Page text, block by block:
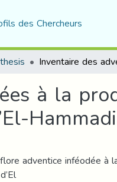
des Chercheurs
à la
adventice inféodée